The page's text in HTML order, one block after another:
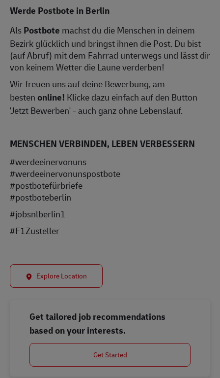
Werde Postbote in Berlin
AlsPostbote machst du die Menschen in deinem
Bezirk glücklich und bringst ihnen die Post. Du bist
(auf Abruf) mit dem Fahrrad unterwegs und lässt dir
von keinem Wetter die Laune verderben!
Wir freuen uns auf deine Bewerbung, am
bestenonline! Klicke dazu einfach auf den Button
'Jetzt Bewerben' - auch ganz ohne Lebenslauf.
MENSCHEN VERBINDEN, LEBEN VERBESSERN
#werdeeinervonuns
#werdeeinervonunspostbote
#postbotefürbriefe
#postboteberlin
#jobsnlberlin1
#F1Zusteller
Explore Location
Get tailored job recommendations
based on your interests.
Get Started